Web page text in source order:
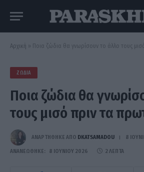
Αρχική » Ποια ζώδια θα γνωρίσουν το άλλο τους
ΖΏΔΙΑ
Ποια ζώδια θα
τους μισό πριν τα
ΑΝΑΡΤΗΘΗΚΕ ΑΠΟ DKATSAMADOU 8
ΑΝΑΝΕΏΘΗΚΕ: 8 ΙΟΥΝΊΟΥ 2026 2 ΛΕΠΤΆ